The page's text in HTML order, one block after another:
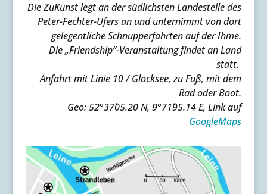
Die ZuKunst legt an der südlichsten Landestelle des
Peter-Fechter-Ufers an und unternimmt von dort
gelegentliche Schnupperfahrten auf der Ihme.
Die „Friendship“-Veranstaltung findet an Land
statt.
Anfahrt mit Linie 10 / Glocksee, zu Fuß, mit dem
Rad oder Boot.
Geo: 52°37´05.20 N, 9°71´95.14 E, Link auf
GoogleMaps